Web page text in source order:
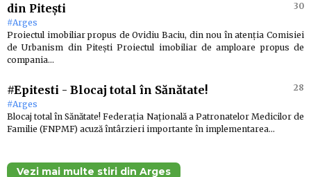
din Pitești
30
#Arges
Proiectul imobiliar propus de Ovidiu Baciu, din nou în atenția Comisiei
de Urbanism din Pitești Proiectul imobiliar de amploare propus de
compania…
#Epitesti - Blocaj total în Sănătate!
28
#Arges
Blocaj total în Sănătate! Federația Națională a Patronatelor Medicilor de
Familie (FNPMF) acuză întârzieri importante în implementarea…
Vezi mai multe stiri din Arges